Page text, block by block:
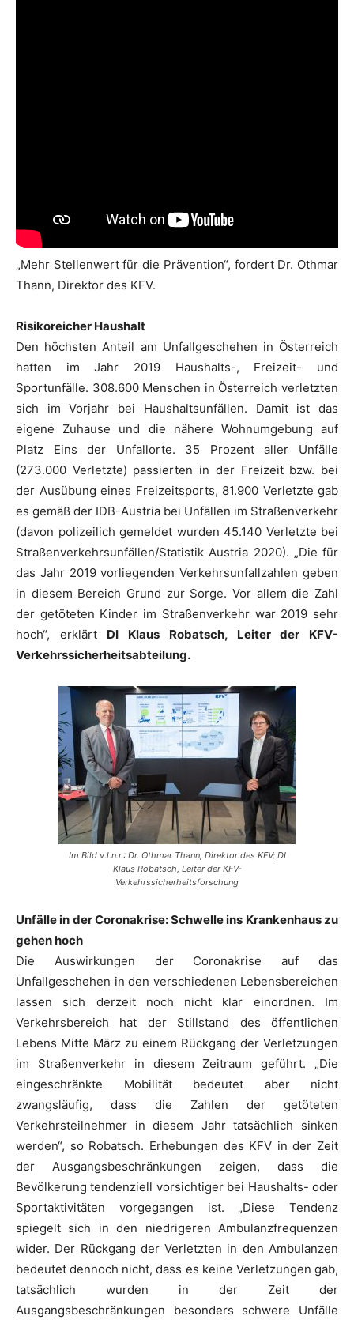
„Mehr Stellenwert für die Prävention“, fordert Dr. Othmar
Thann, Direktor des KFV.
Risikoreicher Haushalt
Den höchsten Anteil am Unfallgeschehen in Österreich
hatten im Jahr 2019 Haushalts-, Freizeit- und
Sportunfälle. 308.600 Menschen in Österreich verletzten
sich im Vorjahr bei Haushaltsunfällen. Damit ist das
eigene Zuhause und die nähere Wohnumgebung auf
Platz Eins der Unfallorte. 35 Prozent aller Unfälle
(273.000 Verletzte) passierten in der Freizeit bzw. bei
der Ausübung eines Freizeitsports, 81.900 Verletzte gab
es gemäß der IDB-Austria bei Unfällen im Straßenverkehr
(davon polizeilich gemeldet wurden 45.140 Verletzte bei
Straßenverkehrsunfällen/Statistik Austria 2020). „Die für
das Jahr 2019 vorliegenden Verkehrsunfallzahlen geben
in diesem Bereich Grund zur Sorge. Vor allem die Zahl
der getöteten Kinder im Straßenverkehr war 2019 sehr
hoch“, erklärt DI Klaus Robatsch, Leiter der KFV-
Verkehrssicherheitsabteilung.
Im Bild v.l.n.r.: Dr. Othmar Thann, Direktor des KFV; DI
Klaus Robatsch, Leiter der KFV-
Verkehrssicherheitsforschung
Unfälle in der Coronakrise: Schwelle ins Krankenhaus zu
gehen hoch
Die Auswirkungen der Coronakrise auf das
Unfallgeschehen in den verschiedenen Lebensbereichen
lassen sich derzeit noch nicht klar einordnen. Im
Verkehrsbereich hat der Stillstand des öffentlichen
Lebens Mitte März zu einem Rückgang der Verletzungen
im Straßenverkehr in diesem Zeitraum geführt. „Die
eingeschränkte Mobilität bedeutet aber nicht
zwangsläufig, dass die Zahlen der getöteten
Verkehrsteilnehmer in diesem Jahr tatsächlich sinken
werden“, so Robatsch. Erhebungen des KFV in der Zeit
der Ausgangsbeschränkungen zeigen, dass die
Bevölkerung tendenziell vorsichtiger bei Haushalts- oder
Sportaktivitäten vorgegangen ist. „Diese Tendenz
spiegelt sich in den niedrigeren Ambulanzfrequenzen
wider. Der Rückgang der Verletzten in den Ambulanzen
bedeutet dennoch nicht, dass es keine Verletzungen gab,
tatsächlich wurden in der Zeit der
Ausgangsbeschränkungen besonders schwere Unfälle